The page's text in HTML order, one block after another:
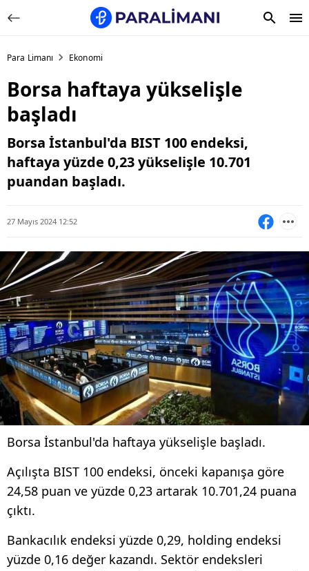
Para Limanı Ekonomi
Borsa haftaya yükselişle
başladı
Borsa İstanbul'da BIST 100 endeksi,
haftaya yüzde 0,23 yükselişle 10.701
puandan başladı.
27 Mayıs 2024 12:52
Borsa İstanbul'da haftaya yükselişle başladı.
Açılışta BIST 100 endeksi, önceki kapanışa göre
24,58 puan ve yüzde 0,23 artarak 10.701,24 puana
çıktı.
Bankacılık endeksi yüzde 0,29, holding endeksi
yüzde 0,16 değer kazandı. Sektör endeksleri